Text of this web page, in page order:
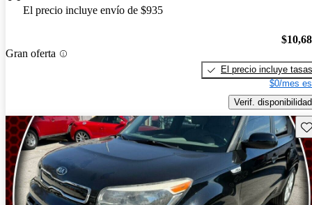
El precio incluye envío de $935
Gran oferta
El precio incluye tasas
$0/mes
Verif. disponibilidad